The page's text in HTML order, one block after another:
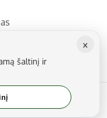
rajono
rajono
be raštiško sutikimo yra
×
šaltinį ir